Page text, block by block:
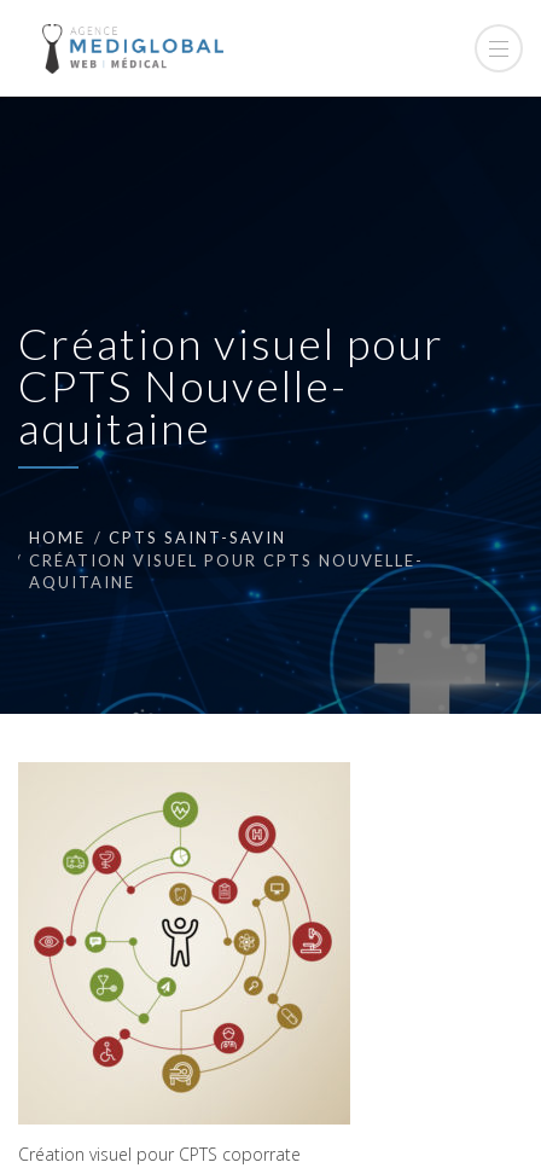
Création visuel pour
CPTS Nouvelle-
aquitaine
HOME
CPTS SAINT-SAVIN
CRÉATION VISUEL POUR CPTS NOUVELLE-
AQUITAINE
Création visuel pour CPTS coporrate